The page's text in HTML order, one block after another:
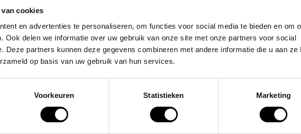
cookies
en advertenties te personaliseren, om functies voor social media te bieden en om
Ook delen we informatie over uw gebruik van onze site met onze partners voor social
Deze partners kunnen deze gegevens combineren met andere informatie die u aan ze
op basis van uw gebruik van hun services.
Voorkeuren Statistieken Marketing
POPULAIRE EN BEST VERKOCHT